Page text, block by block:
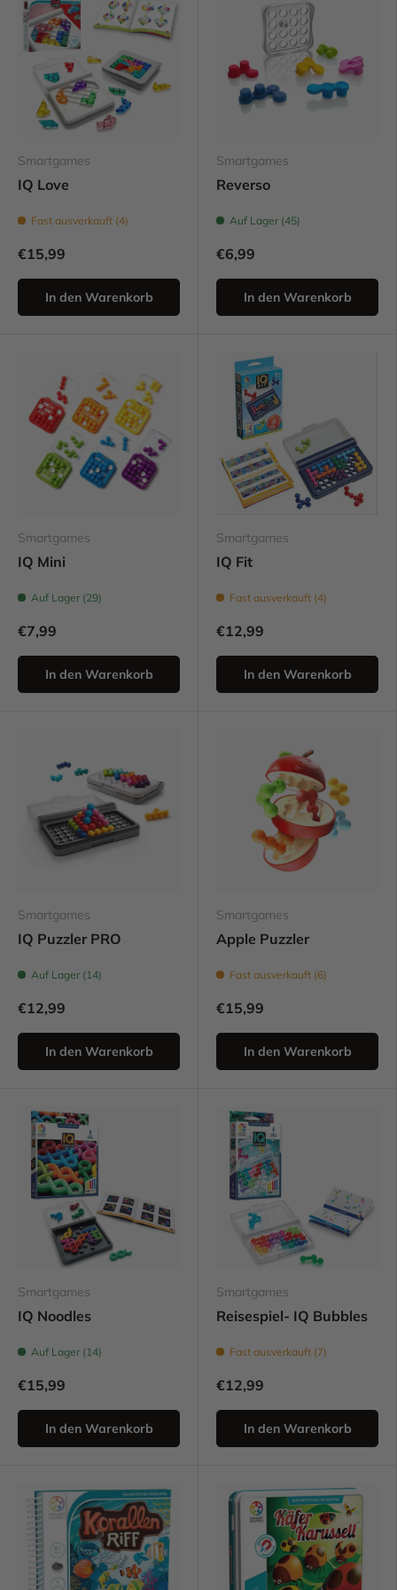
Smartgames
IQ Love
Fast ausverkauft (4)
€15,99
In den Warenkorb
Smartgames
Reverso
Auf Lager (45)
€6,99
In den Warenkorb
Smartgames
IQ Mini
Auf Lager (29)
€7,99
In den Warenkorb
Smartgames
IQ Fit
Fast ausverkauft (4)
€12,99
In den Warenkorb
Smartgames
IQ Puzzler PRO
Auf Lager (14)
€12,99
In den Warenkorb
Smartgames
Apple Puzzler
Fast ausverkauft (6)
€15,99
In den Warenkorb
Smartgames
IQ Noodles
Auf Lager (14)
€15,99
In den Warenkorb
Smartgames
Reisespiel- IQ Bubbles
Fast ausverkauft (7)
€12,99
In den Warenkorb